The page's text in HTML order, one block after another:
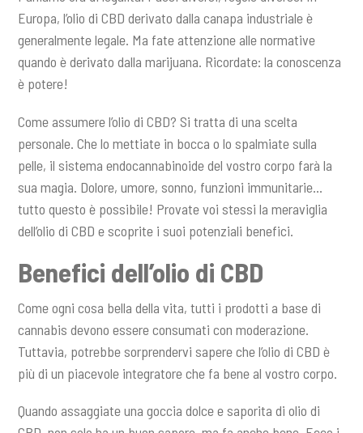
Europa, l’olio di CBD derivato dalla canapa industriale è
generalmente legale. Ma fate attenzione alle normative
quando è derivato dalla marijuana. Ricordate: la conoscenza
è potere!
Come assumere l’olio di CBD? Si tratta di una scelta
personale. Che lo mettiate in bocca o lo spalmiate sulla
pelle, il sistema endocannabinoide del vostro corpo farà la
sua magia. Dolore, umore, sonno, funzioni immunitarie…
tutto questo è possibile! Provate voi stessi la meraviglia
dell’olio di CBD e scoprite i suoi potenziali benefici.
Benefici dell’olio di CBD
Come ogni cosa bella della vita, tutti i prodotti a base di
cannabis devono essere consumati con moderazione.
Tuttavia, potrebbe sorprendervi sapere che l’olio di CBD è
più di un piacevole integratore che fa bene al vostro corpo.
Quando assaggiate una goccia dolce e saporita di olio di